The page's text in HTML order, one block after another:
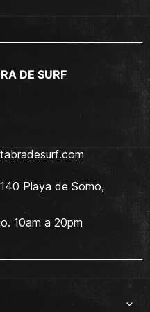
DE SURF
Playa de Somo,
10am a 20pm